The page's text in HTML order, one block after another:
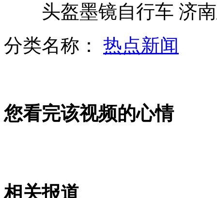
头盔墨镜自行车 济南
分类名称： 热点新闻
您看完该视频的心情
相关报道